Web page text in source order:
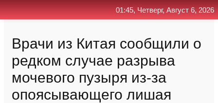
Врачи из Китая сообщили о
редком случае разрыва
мочевого пузыря из-за
опоясывающего лишая
01:45, Четверг, Август 6, 2026